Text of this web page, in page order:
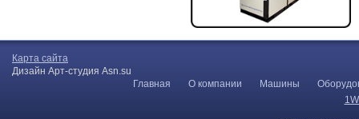
Карта сайта
Дизайн Арт-студия Asn.su
Главная
О компании Машины